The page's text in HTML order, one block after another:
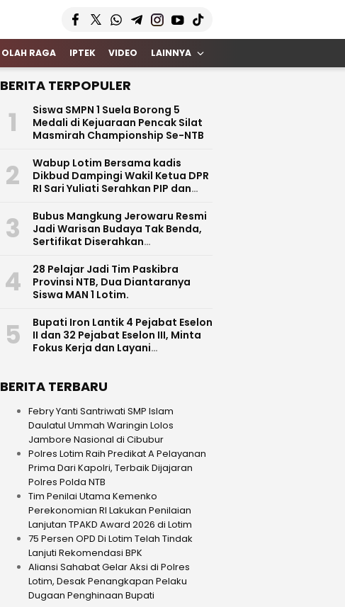
OLAH RAGA IPTEK VIDEO LAINNYA
BERITA TERPOPULER
1
Siswa SMPN 1 Suela Borong 5
Medali di Kejuaraan Pencak Silat
Masmirah Championship Se-NTB
2
Wabup Lotim Bersama kadis
Dikbud Dampingi Wakil Ketua DPR
RI Sari Yuliati Serahkan PIP dan
SDN 1 Kotaraja
3
Bubus Mangkung Jerowaru Resmi
Jadi Warisan Budaya Tak Benda,
Sertifikat Diserahkan
4
28 Pelajar Jadi Tim Paskibra
Provinsi NTB, Dua Diantaranya
Siswa MAN 1 Lotim.
5
Bupati Iron Lantik 4 Pejabat Eselon
II dan 32 Pejabat Eselon III, Minta
Fokus Kerja dan Layani
BERITA TERBARU
Febry Yanti Santriwati SMP Islam
Daulatul Ummah Waringin Lolos
Jambore Nasional di Cibubur
Polres Lotim Raih Predikat A Pelayanan
Prima Dari Kapolri, Terbaik Dijajaran
Polres Polda NTB
Tim Penilai Utama Kemenko
Perekonomian RI Lakukan Penilaian
Lanjutan TPAKD Award 2026 di Lotim
75 Persen OPD Di Lotim Telah Tindak
Lanjuti Rekomendasi BPK
Aliansi Sahabat Gelar Aksi di Polres
Lotim, Desak Penangkapan Pelaku
Dugaan Penghinaan Bupati